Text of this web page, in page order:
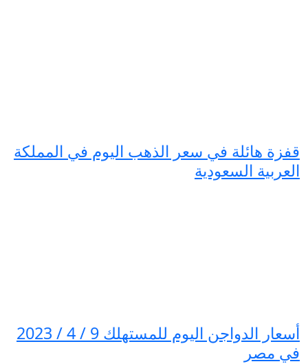
قفزة هائلة في سعر الذهب اليوم في المملكة
العربية السعودية
أسعار الدواجن اليوم للمستهلك 9 / 4 / 2023
في مصر